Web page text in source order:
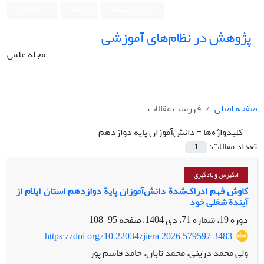
پژوهش در نظام‌های آموزشی
مجله علمی
صفحه اصلی
فهرست مقالات
کلیدواژه‌ها =دانش‌آموزان پایه دوازدهم
تعداد مقالات:
1
انگیزش و یادگیری
کاوش فهم ادراک‌شدة دانش‌‌آموزان پایة دوازدهم استان ایلام از
آیندة شغلی خود
دوره 19، شماره 71، دی 1404، صفحه
95-108
https://doi.org/10.22034/jiera.2026.579597.3483
ولی محمد درینی، محمد تابان، حامد قاسم پور